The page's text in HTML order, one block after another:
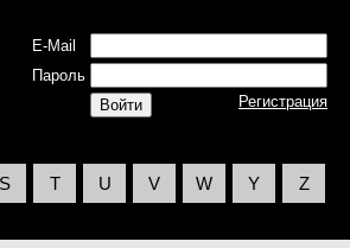
E-Mail
Пароль
Регистрация
S T U V W Y Z